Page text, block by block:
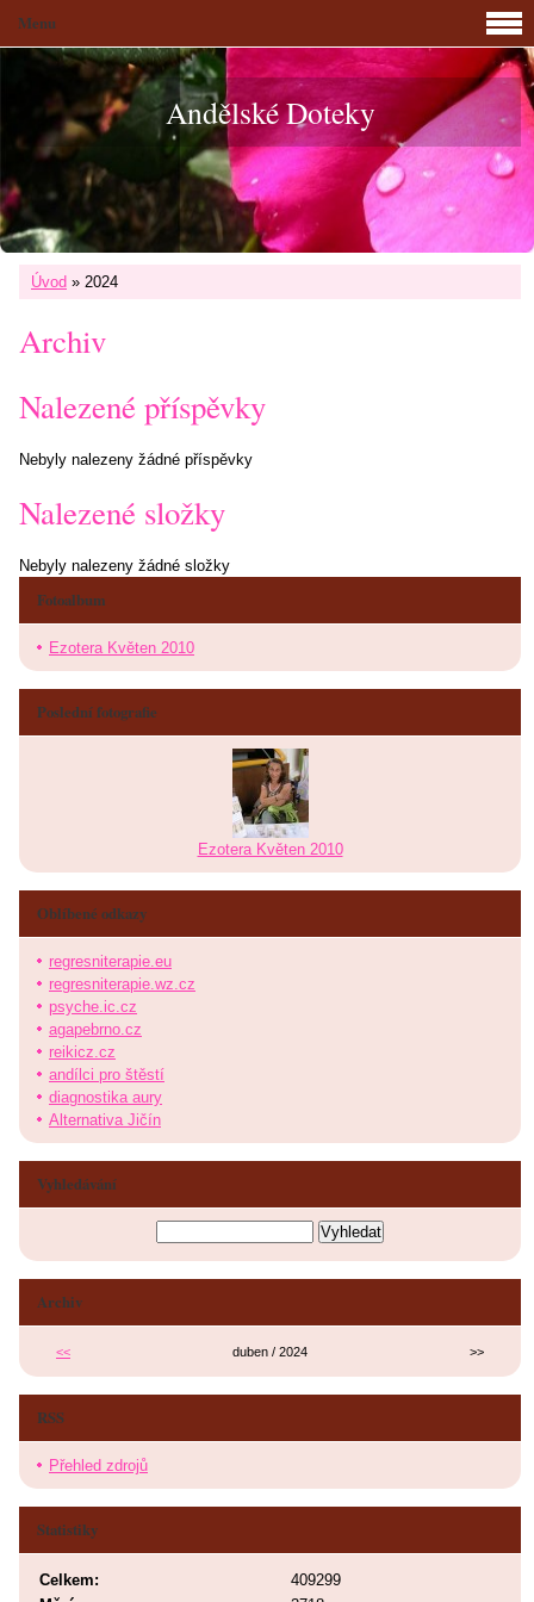
Andělské Doteky
Úvod » 2024
Archiv
Nalezené příspěvky
Nebyly nalezeny žádné příspěvky
Nalezené složky
Nebyly nalezeny žádné složky
Menu
Fotoalbum
Ezotera Květen 2010
Poslední fotografie
Ezotera Květen 2010
Oblíbené odkazy
regresniterapie.eu
regresniterapie.wz.cz
psyche.ic.cz
agapebrno.cz
reikicz.cz
andílci pro štěstí
diagnostika aury
Alternativa Jičín
Vyhledávání
Archiv
<< duben / 2024 >>
RSS
Přehled zdrojů
Statistiky
Celkem:
409299